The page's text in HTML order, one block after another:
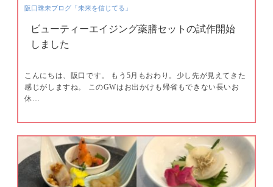
阪口珠未ブログ「未来を信じてる」
ビューティーエイジング薬膳セットの試作開始
しました
こんにちは、阪口です。 もう5月もおわり。少し先が見えてきた
感じがしますね。 このGWはお出かけも帰省もできない長いお
休…